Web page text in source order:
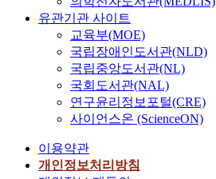
유관기관 사이트
교육부(MOE)
국립장애인도서관(NLD)
국립중앙도서관(NL)
국회도서관(NAL)
연구윤리정보포털(CRE)
사이언스온 (ScienceON)
이용약관
개인정보처리방침